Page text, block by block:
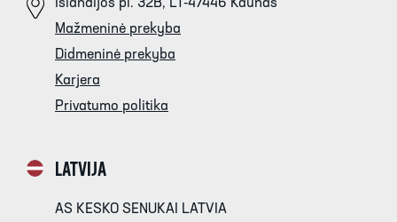
Islandijos pl. 32B, LT-47446 Kaunas
Mažmeninė prekyba
Didmeninė prekyba
Karjera
Privatumo politika
LATVIJA
AS KESKO SENUKAI LATVIA